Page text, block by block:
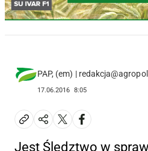
PAP, (em) |
17.06.2016 8:05
Jest Śledztwo w